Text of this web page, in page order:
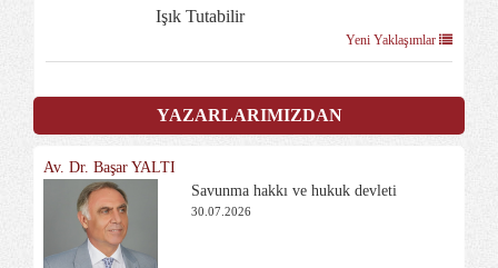
Işık Tutabilir
Yeni Yaklaşımlar
YAZARLARIMIZDAN
Av. Dr. Başar YALTI
Savunma hakkı ve hukuk devleti
30.07.2026